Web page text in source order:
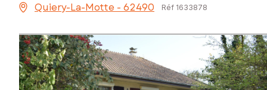
Quiery-La-Motte - 62490 Réf 1633878